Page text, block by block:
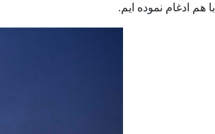
با هم ادغام نموده ایم.